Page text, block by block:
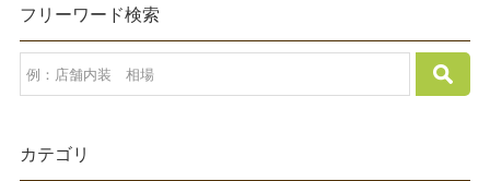
フリーワード検索
カテゴリ